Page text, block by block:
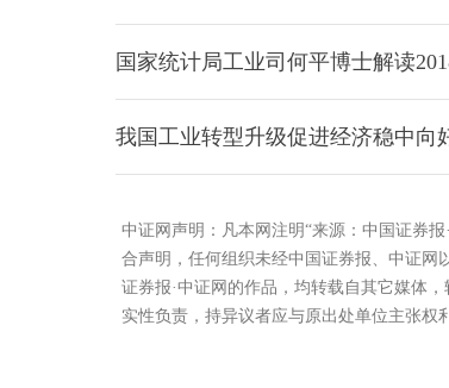
国家统计局工业司何平博士解读
我国工业转型升级促进经济稳中向
中证网声明：凡本网注明“来源：中国证券
合声明，任何组织未经中国证券报、中证网
证券报·中证网的作品，均转载自其它媒体
实性负责，持异议者应与原出处单位主张权